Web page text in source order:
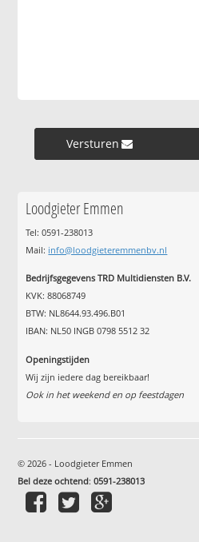
Versturen »
Loodgieter Emmen
Tel: 0591-238013
Mail: info@loodgieteremmenbv.nl
Bedrijfsgegevens TRD Multidiensten B.V.
KVK: 88068749
BTW: NL8644.93.496.B01
IBAN: NL50 INGB 0798 5512 32
Openingstijden
Wij zijn iedere dag bereikbaar!
Ook in het weekend en op feestdagen
© 2026 - Loodgieter Emmen
Bel deze ochtend:0591-238013